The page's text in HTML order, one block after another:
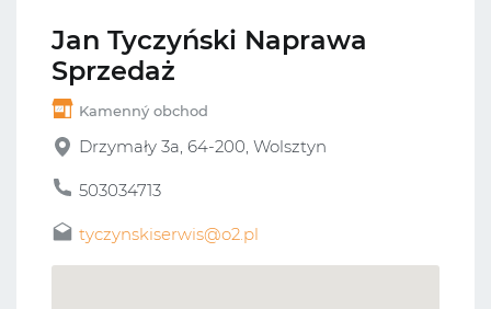
Jan Tyczyński Naprawa
Sprzedaż
Kamenný obchod
Drzymały 3a, 64-200, Wolsztyn
503034713
tyczynskiserwis@o2.pl